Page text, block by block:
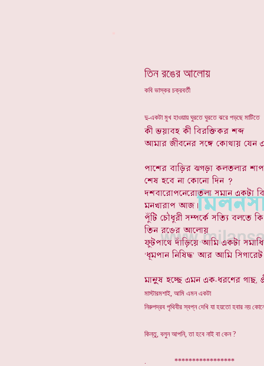
মাস্টারমশাই, আমি এমন একটা
নিরুপদ্রব পৃথিবীর স্বপ্ন দেখি যা হয়তো হবার নয়
কিন্তু, বলুন আপনি, তা হবে নাই বা কেন ?
. *****************
তিন রঙের আলোয়
কবি ভাস্কর চক্রবর্তী
দু-একটা মুখ হাওয়ায় ঘুরতে ঘুরতে ঝরে পড়ছে মাটিতে